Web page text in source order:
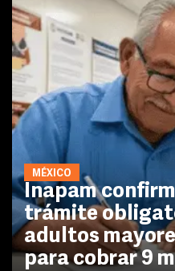
MÉXICO
Inapam
trámite
adultos
para cobrar 9